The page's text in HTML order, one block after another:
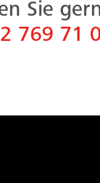
Sie
769 71